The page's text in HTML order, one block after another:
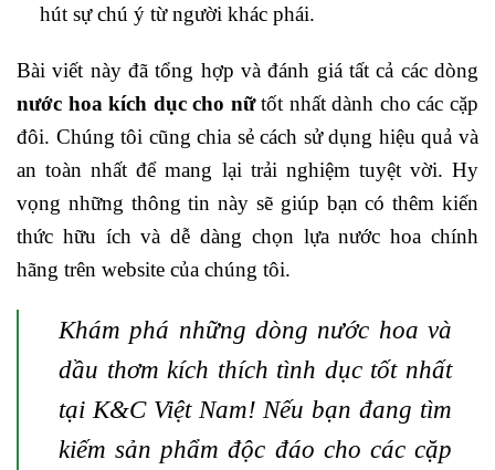
hút sự chú ý từ người khác phái.
Bài viết này đã tổng hợp và đánh giá tất cả các dòng
nước hoa kích dục cho nữtốt nhất dành cho các cặp
đôi. Chúng tôi cũng chia sẻ cách sử dụng hiệu quả và
an toàn nhất để mang lại trải nghiệm tuyệt vời. Hy
vọng những thông tin này sẽ giúp bạn có thêm kiến
thức hữu ích và dễ dàng chọn lựa nước hoa chính
hãng trên website của chúng tôi.
Khám phá những dòng nước hoa và
dầu thơm kích thích tình dục tốt nhất
tại K&C Việt Nam! Nếu bạn đang tìm
kiếm sản phẩm độc đáo cho các cặp